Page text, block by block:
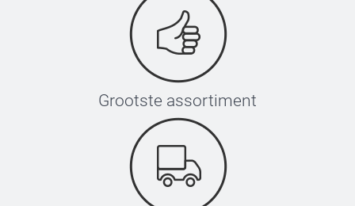
Grootste assortiment